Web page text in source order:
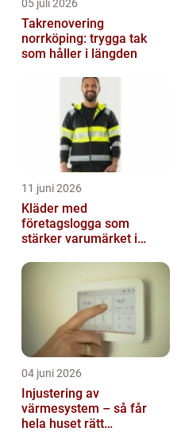
05 juli 2026
Takrenovering
norrköping: trygga tak
som håller i längden
11 juni 2026
Kläder med
företagslogga som
stärker varumärket i
04 juni 2026
Injustering av
värmesystem – så får
hela huset rätt